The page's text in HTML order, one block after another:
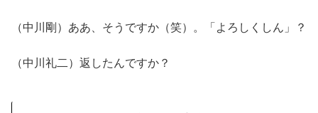
（中川剛）ああ、そうですか（笑）。「よろしくしん」？
（中川礼二）返したんですか？